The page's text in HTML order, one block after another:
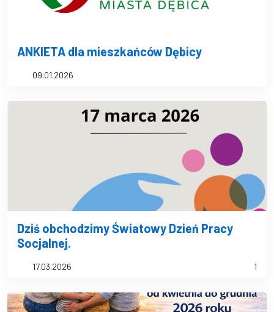
ANKIETA dla mieszkańców Dębicy
09.01.2026
Dziś obchodzimy Światowy Dzień Pracy
Socjalnej.
17.03.2026 1